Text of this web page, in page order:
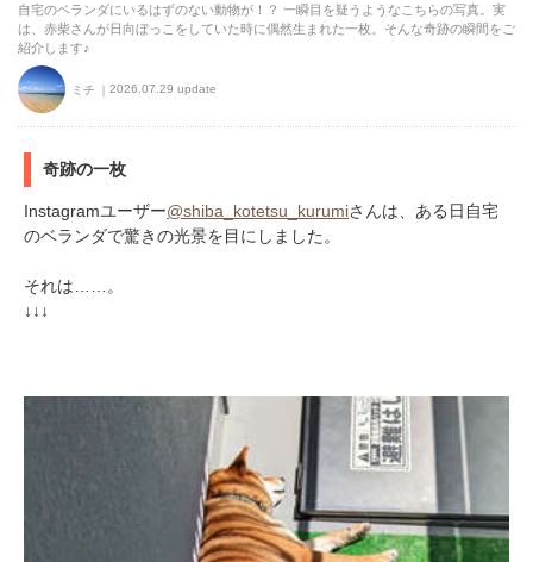
自宅のベランダにいるはずのない動物が！？ 一瞬目を疑うようなこちらの写真。実
は、赤柴さんが日向ぼっこをしていた時に偶然生まれた一枚。そんな奇跡の瞬間をご
紹介します♪
ミチ 2026.07.29 update
奇跡の一枚
Instagramユーザー@shiba_kotetsu_kurumiさんは、ある日自宅
のベランダで驚きの光景を目にしました。
それは……。
↓↓↓